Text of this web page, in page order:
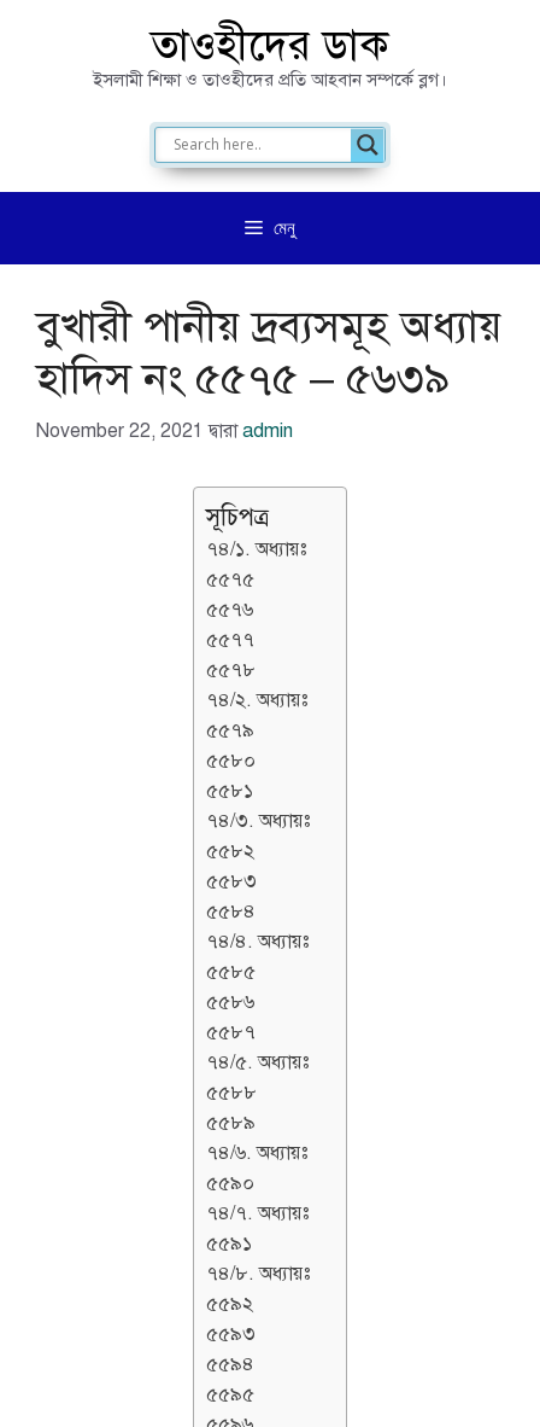
তাওহীদের ডাক
ইসলামী শিক্ষা ও তাওহীদের প্রতি আহবান সম্পর্কে ব্লগ।
মেনু
বুখারী পানীয় দ্রব্যসমূহ অধ্যায়
হাদিস নং ৫৫৭৫ – ৫৬৩৯
November 22, 2021 দ্বারাadmin
সূচিপত্র
৭৪/১. অধ্যায়ঃ
৫৫৭৫
৫৫৭৬
৫৫৭৭
৫৫৭৮
৭৪/২. অধ্যায়ঃ
৫৫৭৯
৫৫৮০
৫৫৮১
৭৪/৩. অধ্যায়ঃ
৫৫৮২
৫৫৮৩
৫৫৮৪
৭৪/৪. অধ্যায়ঃ
৫৫৮৫
৫৫৮৬
৫৫৮৭
৭৪/৫. অধ্যায়ঃ
৫৫৮৮
৫৫৮৯
৭৪/৬. অধ্যায়ঃ
৫৫৯০
৭৪/৭. অধ্যায়ঃ
৫৫৯১
৭৪/৮. অধ্যায়ঃ
৫৫৯২
৫৫৯৩
৫৫৯৪
৫৫৯৫